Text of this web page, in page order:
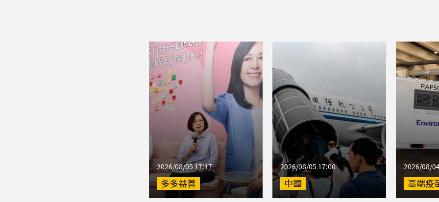
2026/08/05 17:17
多多益善
2026/08/05 17:00
中國
2026/08/
高端疫